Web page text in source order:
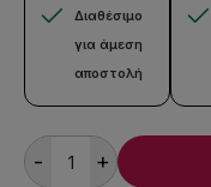
Διαθέσιμο
για άμεση
αποστολή
- +